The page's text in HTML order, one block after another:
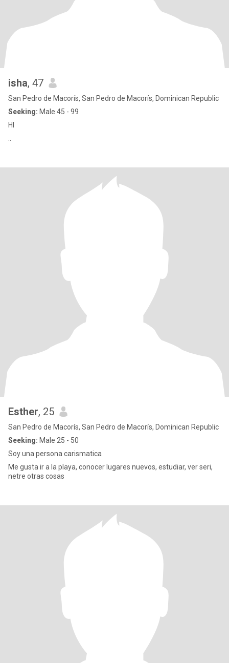
isha, 47
San Pedro de Macorís, San Pedro de Macorís, Dominican Republic
Seeking: Male 45 - 99
HI
Esther, 25
San Pedro de Macorís, San Pedro de Macorís, Dominican Republic
Seeking: Male 25 - 50
Soy una persona carismatica
Me gusta ir a la playa, conocer lugares nuevos, estudiar, ver seri,
netre otras cosas